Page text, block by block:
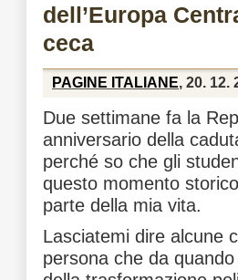
dell’Europa
ceca
PAGINE ITALIANE, 20. 12.
Due settimane fa la
anniversario della
perché so che gli
questo momento
parte della mia vita.
Lasciatemi dire alcune
persona che da